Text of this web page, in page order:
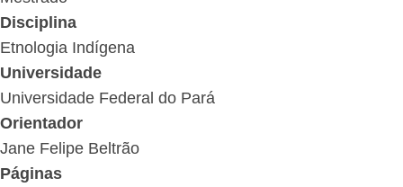
Disciplina
Etnologia Indígena
Universidade
Universidade Federal do Pará
Orientador
Jane Felipe Beltrão
Páginas